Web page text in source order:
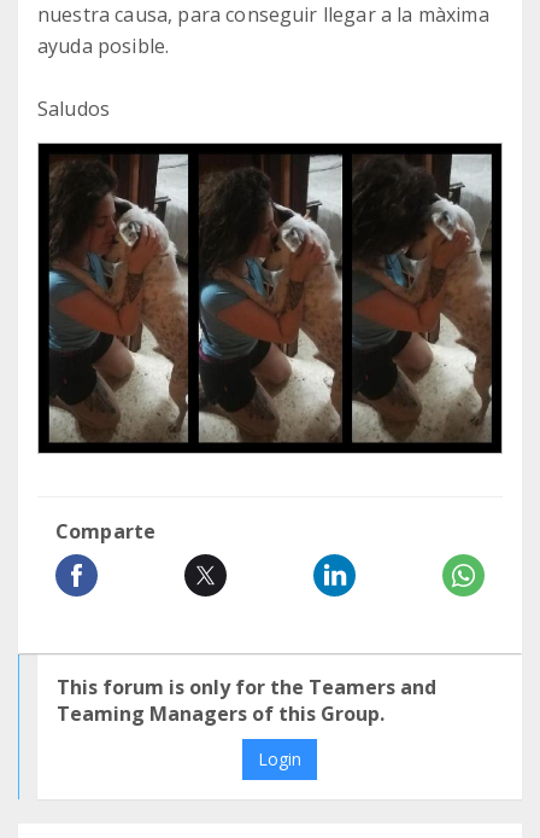
nuestra causa, para conseguir llegar a la màxima
ayuda posible.
Saludos
Comparte
This forum is only for the Teamers and
Teaming Managers of this Group.
Login